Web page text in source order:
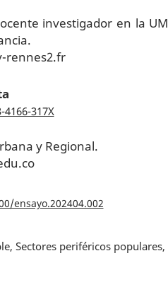
investigador en la
rennes2.fr
317X
y Regional.
ensayo.202404.002
Sectores periféricos